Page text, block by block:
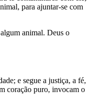
para ajuntar-se com
animal. Deus o
e segue a justiça, a fé,
coração puro, invocam o